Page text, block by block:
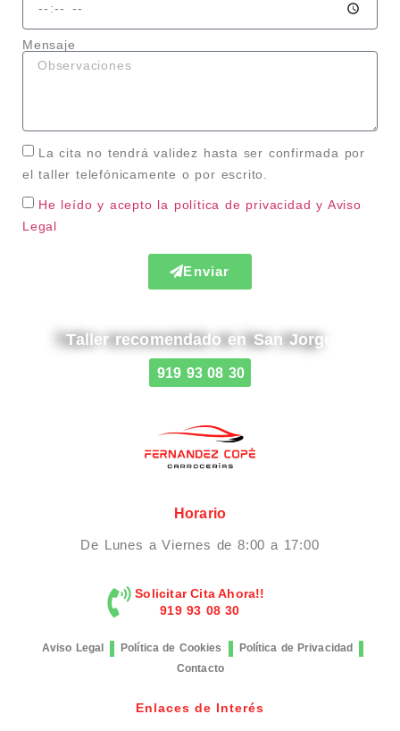
Mensaje
La cita no tendrá validez hasta ser confirmada por
el taller telefónicamente o por escrito.
He leído y acepto la política de privacidad y Aviso
Legal
Enviar
Taller recomendado en San Jorge
919 93 08 30
Horario
De Lunes a Viernes de 8:00 a 17:00
Solicitar Cita Ahora!!
919 93 08 30
Aviso Legal Política de Cookies
Política de Privacidad
Contacto
Enlaces de Interés